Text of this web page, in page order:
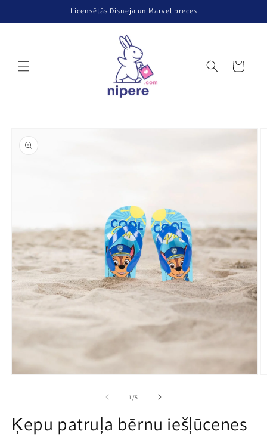
Licensētās Disneja un Marvel preces
Grozs
produkta
informāciju
1/no
5
Ķepu patruļa bērnu iešļūcenes